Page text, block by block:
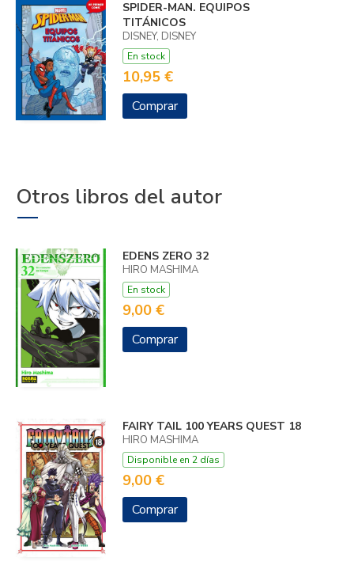
SPIDER-MAN. EQUIPOS
TITÁNICOS
DISNEY, DISNEY
En stock
10,95 €
Comprar
Otros libros del autor
EDENS ZERO 32
HIRO MASHIMA
En stock
9,00 €
Comprar
FAIRY TAIL 100 YEARS QUEST 18
HIRO MASHIMA
Disponible en 2 días
9,00 €
Comprar